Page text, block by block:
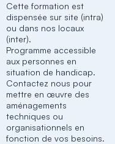
Cette formation est
dispensée sur site (intra)
ou dans nos locaux
(inter).
Programme accessible
aux personnes en
situation de handicap.
Contactez nous pour
mettre en œuvre des
aménagements
techniques ou
organisationnels en
fonction de vos besoins.